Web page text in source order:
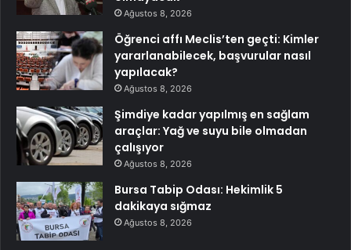
Ağustos 8, 2026
Öğrenci affı Meclis’ten geçti: Kimler
yararlanabilecek, başvurular nasıl
yapılacak?
Ağustos 8, 2026
Şimdiye kadar yapılmış en sağlam
araçlar: Yağ ve suyu bile olmadan
çalışıyor
Ağustos 8, 2026
Bursa Tabip Odası: Hekimlik 5
dakikaya sığmaz
Ağustos 8, 2026